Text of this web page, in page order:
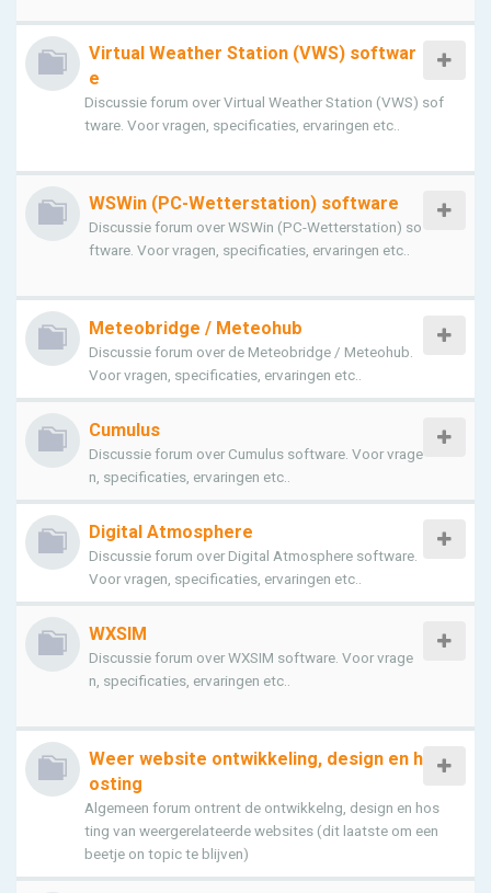
Virtual Weather Station (VWS) softwar
e
Discussie forum over Virtual Weather Station (VWS) sof
tware. Voor vragen, specificaties, ervaringen etc..
WSWin (PC-Wetterstation) software
Discussie forum over WSWin (PC-Wetterstation) so
ftware. Voor vragen, specificaties, ervaringen etc..
Meteobridge / Meteohub
Discussie forum over de Meteobridge / Meteohub.
Voor vragen, specificaties, ervaringen etc..
Cumulus
Discussie forum over Cumulus software. Voor vrage
n, specificaties, ervaringen etc..
Digital Atmosphere
Discussie forum over Digital Atmosphere software.
Voor vragen, specificaties, ervaringen etc..
WXSIM
Discussie forum over WXSIM software. Voor vrage
n, specificaties, ervaringen etc..
Weer website ontwikkeling, design en h
osting
Algemeen forum ontrent de ontwikkelng, design en hos
ting van weergerelateerde websites (dit laatste om een
beetje on topic te blijven)